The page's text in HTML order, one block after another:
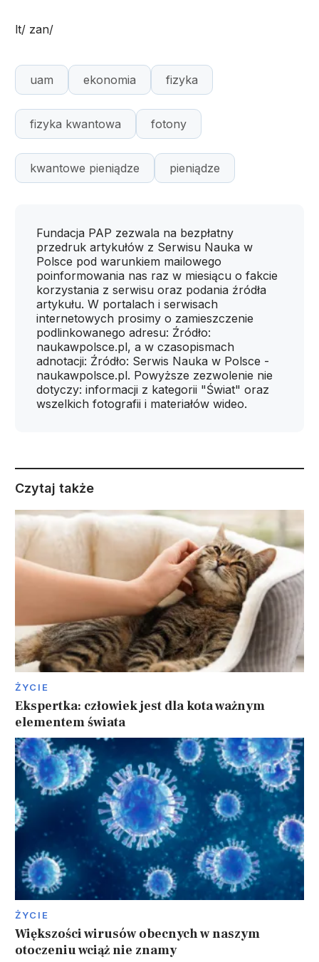
lt/ zan/
uam ekonomia fizyka
fizyka kwantowa fotony
kwantowe pieniądze pieniądze
Fundacja PAP zezwala na bezpłatny
przedruk artykułów z Serwisu Nauka w
Polsce pod warunkiem mailowego
poinformowania nas raz w miesiącu o fakcie
korzystania z serwisu oraz podania źródła
artykułu. W portalach i serwisach
internetowych prosimy o zamieszczenie
podlinkowanego adresu: Źródło:
naukawpolsce.pl, a w czasopismach
adnotacji: Źródło: Serwis Nauka w Polsce -
naukawpolsce.pl. Powyższe zezwolenie nie
dotyczy: informacji z kategorii "Świat" oraz
wszelkich fotografii i materiałów wideo.
Czytaj także
ŻYCIE
Ekspertka: człowiek jest dla kota ważnym
elementem świata
ŻYCIE
Większości wirusów obecnych w naszym
otoczeniu wciąż nie znamy